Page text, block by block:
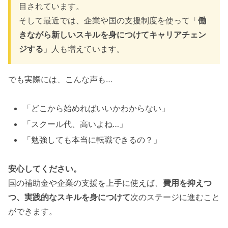
目されています。
そして最近では、企業や国の支援制度を使って「働
きながら新しいスキルを身につけてキャリアチェン
ジする 」人も増えています。
でも実際には、こんな声も…
「どこから始めればいいかわからない」
「スクール代、高いよね…」
「勉強しても本当に転職できるの？」
安心してください。
国の補助金や企業の支援を上手に使えば、 費用を抑えつ
つ、実践的なスキルを身につけて次のステージに進むこと
ができます。